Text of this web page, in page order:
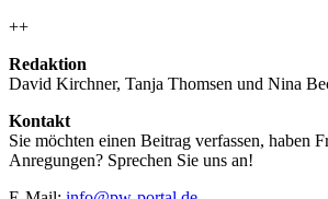
++
Redaktion
David Kirchner, Tanja Thomsen und Nina
Kontakt
Sie möchten einen Beitrag verfassen, haben
Anregungen? Sprechen Sie uns an!